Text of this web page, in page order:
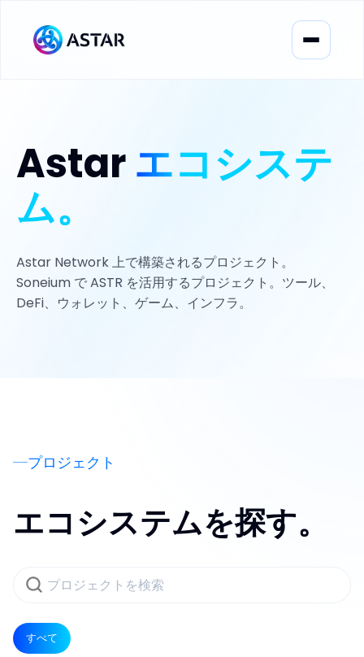
Astarエコシステ
ム。
Astar Network 上で構築されるプロジェクト。
Soneium で ASTR を活用するプロジェクト。ツール、
DeFi、ウォレット、ゲーム、インフラ。
プロジェクト
エコシステムを探す。
すべて